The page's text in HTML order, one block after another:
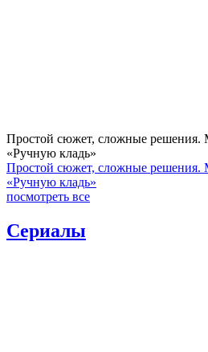
Простой сюжет, сложные решения.
«Ручную кладь»
Простой сюжет, сложные решения.
«Ручную кладь»
посмотреть все
Сериалы